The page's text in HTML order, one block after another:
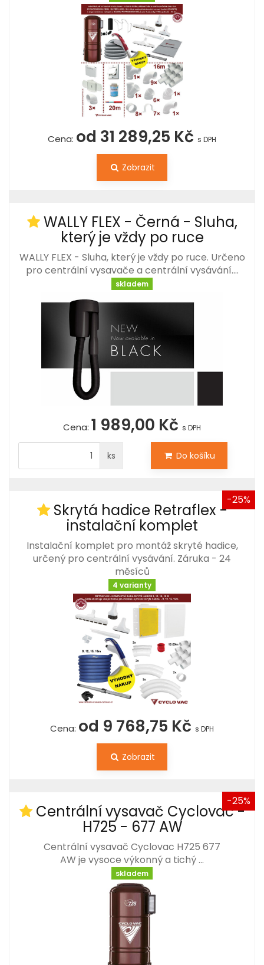
Cena: od 31 289,25 Kč s DPH
Zobrazit
WALLY FLEX - Černá - Sluha,
který je vždy po ruce
WALLY FLEX - Sluha, který je vždy po ruce. Určeno
pro centrální vysavače a centrální vysávání.…
skladem
Cena: 1 989,00 Kč s DPH
ks Do košíku
-25%
Skrytá hadice Retraflex -
instalační komplet
Instalační komplet pro montáž skryté hadice,
určený pro centrální vysávání. Záruka - 24
měsíců
4 varianty
Cena: od 9 768,75 Kč s DPH
Zobrazit
-25%
Centrální vysavač Cyclovac -
H725 - 677 AW
Centrální vysavač Cyclovac H725 677
AW je vysoce výkonný a tichý …
skladem